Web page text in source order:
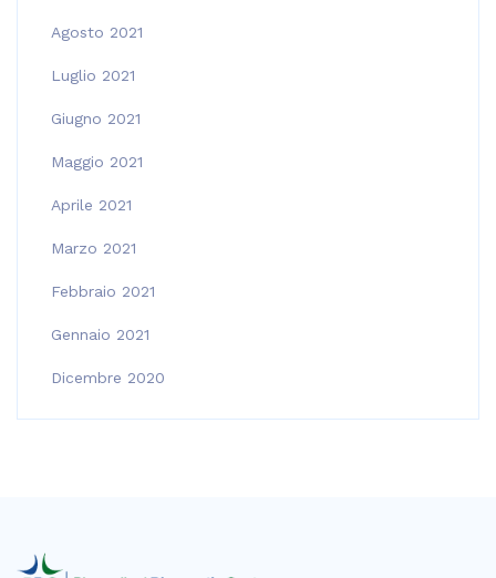
Agosto 2021
Luglio 2021
Giugno 2021
Maggio 2021
Aprile 2021
Marzo 2021
Febbraio 2021
Gennaio 2021
Dicembre 2020